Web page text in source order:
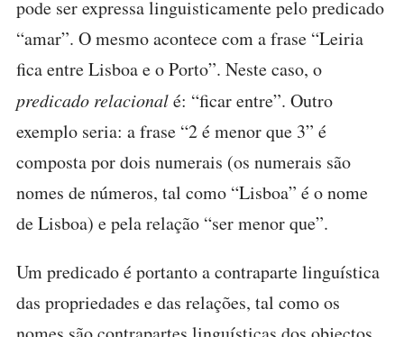
pode ser expressa linguisticamente pelo predicado
“amar”. O mesmo acontece com a frase “Leiria
fica entre Lisboa e o Porto”. Neste caso, o
predicado relacionalé: “ficar entre”. Outro
exemplo seria: a frase “2 é menor que 3” é
composta por dois numerais (os numerais são
nomes de números, tal como “Lisboa” é o nome
de Lisboa) e pela relação “ser menor que”.
Um predicado é portanto a contraparte linguística
das propriedades e das relações, tal como os